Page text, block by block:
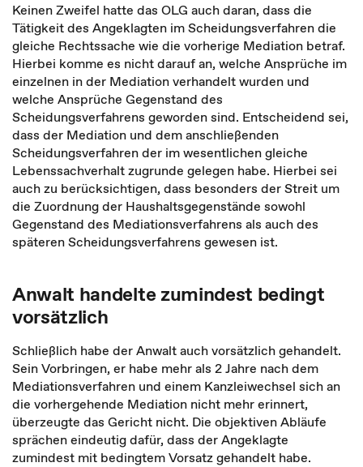
Keinen Zweifel hatte das OLG auch daran, dass die
Tätigkeit des Angeklagten im Scheidungsverfahren die
gleiche Rechtssache wie die vorherige Mediation betraf.
Hierbei komme es nicht darauf an, welche Ansprüche im
einzelnen in der Mediation verhandelt wurden und
welche Ansprüche Gegenstand des
Scheidungsverfahrens geworden sind. Entscheidend sei,
dass der Mediation und dem anschließenden
Scheidungsverfahren der im wesentlichen gleiche
Lebenssachverhalt zugrunde gelegen habe. Hierbei sei
auch zu berücksichtigen, dass besonders der Streit um
die Zuordnung der Haushaltsgegenstände sowohl
Gegenstand des Mediationsverfahrens als auch des
späteren Scheidungsverfahrens gewesen ist.
Anwalt handelte zumindest bedingt
vorsätzlich
Schließlich habe der Anwalt auch vorsätzlich gehandelt.
Sein Vorbringen, er habe mehr als 2 Jahre nach dem
Mediationsverfahren und einem Kanzleiwechsel sich an
die vorhergehende Mediation nicht mehr erinnert,
überzeugte das Gericht nicht. Die objektiven Abläufe
sprächen eindeutig dafür, dass der Angeklagte
zumindest mit bedingtem Vorsatz gehandelt habe.